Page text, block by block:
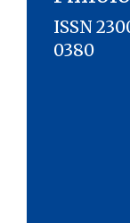
ISSN
0380